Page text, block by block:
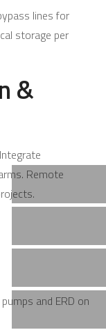
lines for
storage per
&
Remote
and ERD on